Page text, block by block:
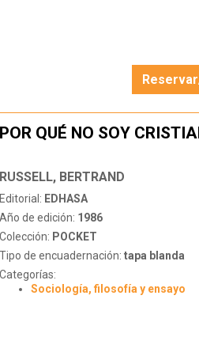
POR QUÉ NO SOY
RUSSELL, BERTRAND
Editorial: EDHASA
Año de edición: 1986
Colección: POCKET
Tipo de encuadernación: tapa blanda
Categorías:
Sociología, filosofía y ensayo